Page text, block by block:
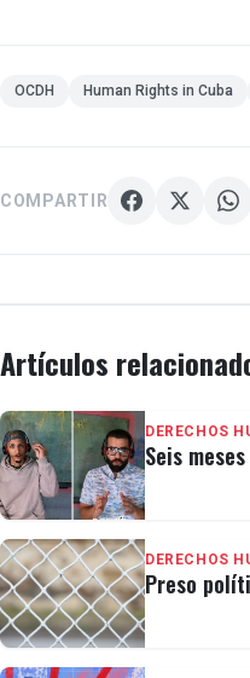
OCDH Human Rights in Cuba
COMPARTIR
Artículos
DERECHOS
Seis
DERECHOS
Preso